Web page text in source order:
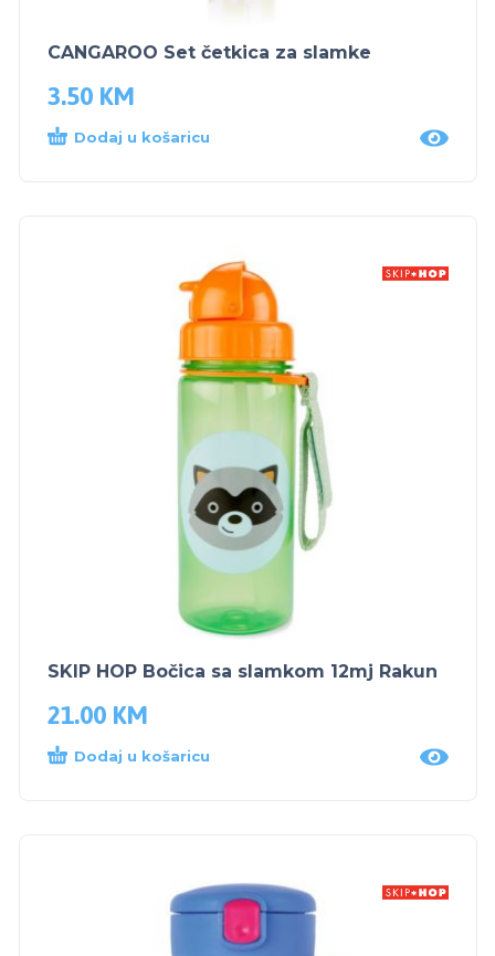
CANGAROO Set četkica za slamke
3.50 KM
Dodaj u košaricu
SKIP HOP Bočica sa slamkom 12mj Rakun
21.00 KM
Dodaj u košaricu